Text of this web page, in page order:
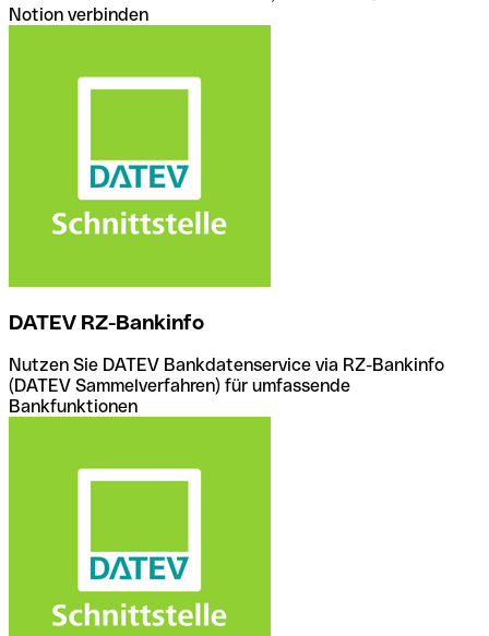
Notion verbinden
DATEV RZ-Bankinfo
Nutzen Sie DATEV Bankdatenservice via RZ-Bankinfo
(DATEV Sammelverfahren) für umfassende
Bankfunktionen